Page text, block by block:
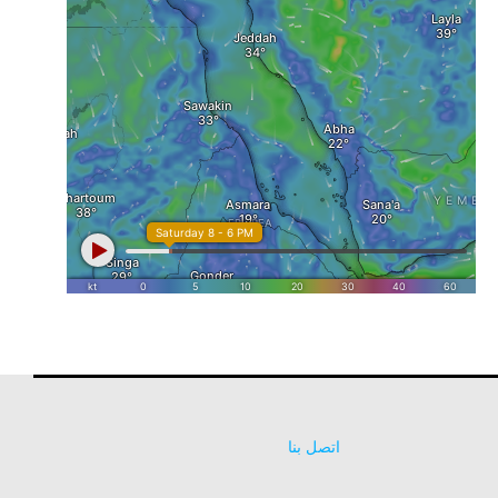
اتصل بنا